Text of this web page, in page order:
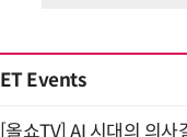
ET Events
[올쇼TV] AI 시대의 의